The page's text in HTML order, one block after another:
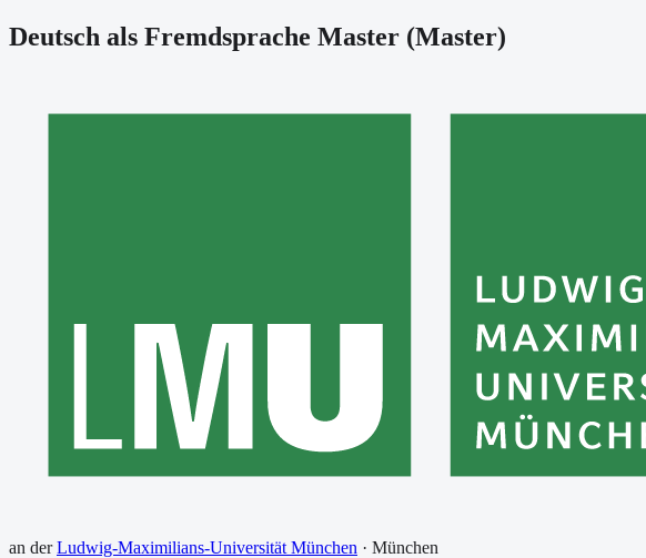
Deutsch als Fremdsprache Master (Master)
an derLudwig-Maximilians-Universität München · München